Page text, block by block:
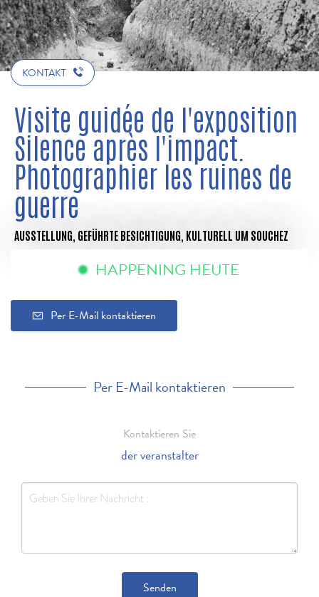
KONTAKT
Visite guidée de l'exposition
Silence après l'impact.
Photographier les ruines de
guerre
AUSSTELLUNG, GEFÜHRTE BESICHTIGUNG, KULTURELL UM SOUCHEZ
HAPPENING HEUTE
Per E-Mail kontaktieren
Per E-Mail kontaktieren
Kontaktieren Sie
der veranstalter
Senden